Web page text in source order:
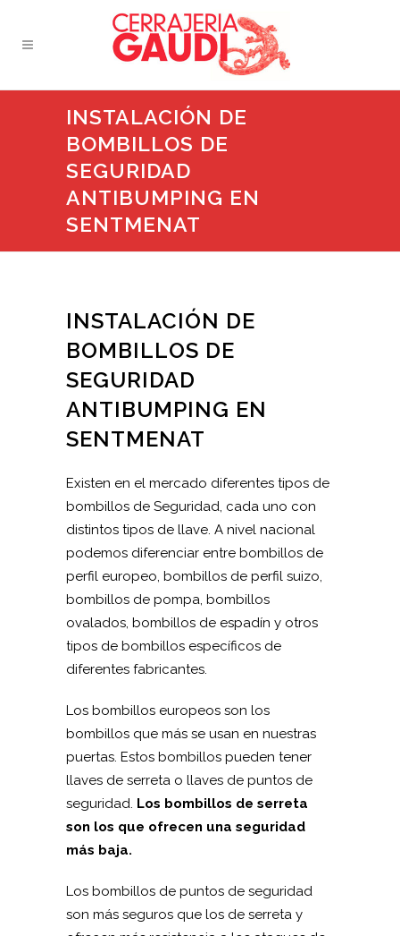
INSTALACIÓN DE
BOMBILLOS DE
SEGURIDAD
ANTIBUMPING EN
SENTMENAT
INSTALACIÓN DE
BOMBILLOS DE
SEGURIDAD
ANTIBUMPING EN
SENTMENAT
Existen en el mercado diferentes tipos de
bombillos de Seguridad, cada uno con
distintos tipos de llave. A nivel nacional
podemos diferenciar entre bombillos de
perfil europeo, bombillos de perfil suizo,
bombillos de pompa, bombillos
ovalados, bombillos de espadín y otros
tipos de bombillos específicos de
diferentes fabricantes.
Los bombillos europeos son los
bombillos que más se usan en nuestras
puertas. Estos bombillos pueden tener
llaves de serreta o llaves de puntos de
seguridad. Los bombillos de serreta
son los que ofrecen una seguridad
más baja.
Los bombillos de puntos de seguridad
son más seguros que los de serreta y